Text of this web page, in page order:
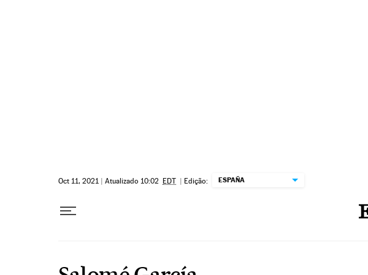
Oct 11, 2021 | Atualizado 10:02 EDT | Edição: ESPAÑA